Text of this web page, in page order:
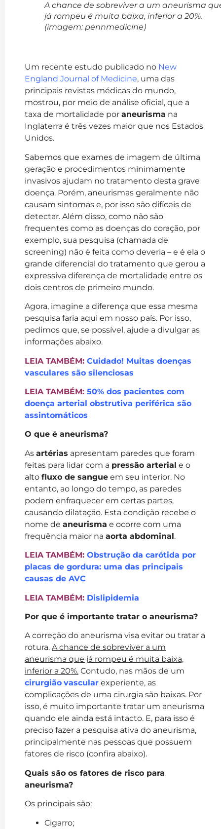
A chance de sobreviver a um aneurisma
já rompeu é muita baixa, inferior a 20%.
(imagem: pennmedicine)
Um recente estudo publicado no New
England Journal of Medicine, uma das
principais revistas médicas do mundo,
mostrou, por meio de análise oficial, que a
taxa de mortalidade por aneurisma na
Inglaterra é três vezes maior que nos Estados
Unidos.
Sabemos que exames de imagem de última
geração e procedimentos minimamente
invasivos ajudam no tratamento desta grave
doença. Porém, aneurismas geralmente não
causam sintomas e, por isso são difíceis de
detectar. Além disso, como não são
frequentes como as doenças do coração, por
exemplo, sua pesquisa (chamada de
screening) não é feita como deveria – e é ela o
grande diferencial do tratamento que gerou a
expressiva diferença de mortalidade entre os
dois centros de primeiro mundo.
Agora, imagine a diferença que essa mesma
pesquisa faria aqui em nosso país. Por isso,
pedimos que, se possível, ajude a divulgar as
informações abaixo.
LEIA TAMBÉM: Cuidado! Muitas doenças
vasculares são silenciosas
LEIA TAMBÉM: 50% dos pacientes com
doença arterial obstrutiva periférica são
assintomáticos
O que é aneurisma?
As artérias apresentam paredes que foram
feitas para lidar com a pressão arterial e o
alto fluxo de sangue em seu interior. No
entanto, ao longo do tempo, as paredes
podem enfraquecer em certas partes,
causando dilatação. Esta condição recebe o
nome de aneurisma e ocorre com uma
frequência maior na aorta abdominal.
LEIA TAMBÉM: Obstrução da carótida por
placas de gordura: uma das principais
causas de AVC
LEIA TAMBÉM: Dislipidemia
Por que é importante tratar o aneurisma?
A correção do aneurisma visa evitar ou tratar a
rotura. A chance de sobreviver a um
aneurisma que já rompeu é muita baixa,
inferior a 20%. Contudo, nas mãos de um
cirurgião vascular experiente, as
complicações de uma cirurgia são baixas. Por
isso, é muito importante tratar um aneurisma
quando ele ainda está intacto. E, para isso é
preciso fazer a pesquisa ativa do aneurisma,
principalmente nas pessoas que possuem
fatores de risco (confira abaixo).
Quais são os fatores de risco para
aneurisma?
Os principais são:
Cigarro;